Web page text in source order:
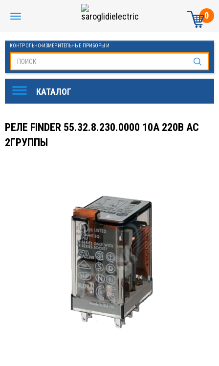
0
КОНТРОЛЬНО-ИЗМЕРИТЕЛЬНЫЕ ПРИБОРЫ И
РЕЛЕ FINDER 55.32.8.230.0000 10A 220B AC
2ГРУППЫ